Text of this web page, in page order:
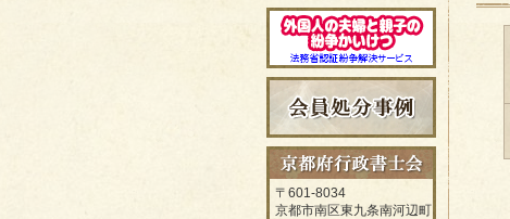
〒601-8034
京都市南区東九条南河辺町